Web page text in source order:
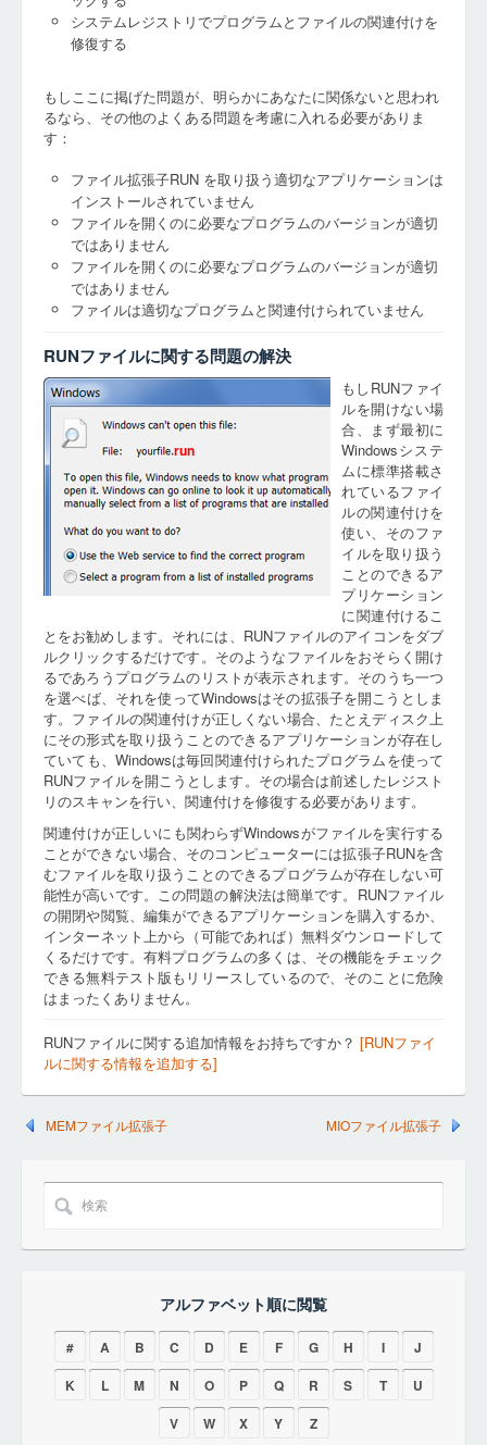
システムレジストリでプログラムとファイルの関連付けを
修復する
もしここに掲げた問題が、明らかにあなたに関係ないと思われ
るなら、その他のよくある問題を考慮に入れる必要がありま
す：
ファイル拡張子RUN を取り扱う適切なアプリケーションは
インストールされていません
ファイルを開くのに必要なプログラムのバージョンが適切
ではありません
ファイルを開くのに必要なプログラムのバージョンが適切
ではありません
ファイルは適切なプログラムと関連付けられていません
RUNファイルに関する問題の解決
run
もしRUNファイ
ルを開けない場
合、まず最初に
Windowsシステ
ムに標準搭載さ
れているファイ
ルの関連付けを
使い、そのファ
イルを取り扱う
ことのできるア
プリケーション
に関連付けるこ
とをお勧めします。それには、RUNファイルのアイコンをダブ
ルクリックするだけです。そのようなファイルをおそらく開け
るであろうプログラムのリストが表示されます。そのうち一つ
を選べば、それを使ってWindowsはその拡張子を開こうとしま
す。ファイルの関連付けが正しくない場合、たとえディスク上
にその形式を取り扱うことのできるアプリケーションが存在し
ていても、Windowsは毎回関連付けられたプログラムを使って
RUNファイルを開こうとします。その場合は前述したレジスト
リのスキャンを行い、関連付けを修復する必要があります。
関連付けが正しいにも関わらずWindowsがファイルを実行する
ことができない場合、そのコンピューターには拡張子RUNを含
むファイルを取り扱うことのできるプログラムが存在しない可
能性が高いです。この問題の解決法は簡単です。RUNファイル
の開閉や閲覧、編集ができるアプリケーションを購入するか、
インターネット上から（可能であれば）無料ダウンロードして
くるだけです。有料プログラムの多くは、その機能をチェック
できる無料テスト版もリリースしているので、そのことに危険
はまったくありません。
RUNファイルに関する追加情報をお持ちですか？ [RUNファイ
ルに関する情報を追加する]
MEMファイル拡張子 MIOファイル拡張子
アルファベット順に閲覧
# A B C D E F G H I
J
K
L M N O P Q R S T
U
V
W X Y Z